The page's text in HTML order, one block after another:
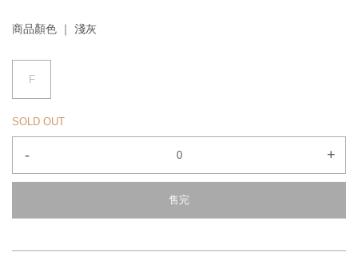
商品顏色 ｜ 淺灰
F
SOLD OUT
- +
售完